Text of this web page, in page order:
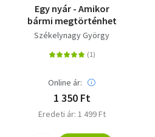
Egy nyár - Amikor
bármi megtörténhet
Székelynagy György
Online ár:
1 350 Ft
Eredeti ár: 1 499 Ft